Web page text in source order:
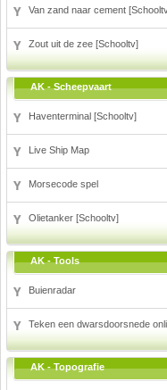
Van zand naar cement
Zout uit de zee [Schooltv]
AK - Scheepvaart
Haventerminal [Schooltv]
Live Ship Map
Morsecode spel
Olietanker [Schooltv]
AK - Tools
Buienradar
Teken een dwarsdoorsnede
AK - Topografie